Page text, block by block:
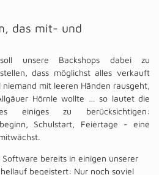
das mit- und
unsere Backshops dabei zu
dass möglichst alles verkauft
mit leeren Händen rausgeht,
Hörnle wollte … so lautet die
zu berücksichtigen:
Schulstart, Feiertage - eine
Software bereits in einigen unserer
begeistert: Nur noch soviel